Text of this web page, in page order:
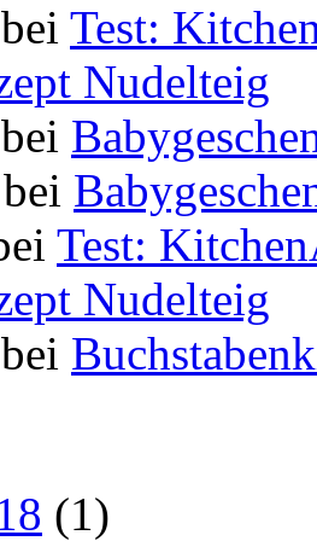
bei Test:
Nudelteig
bei
bei
Test:
Nudelteig
bei
(1)